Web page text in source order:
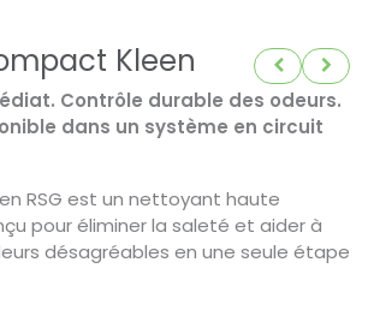
Kleen
Contrôle durable des odeurs.
dans un système en circuit
RSG est un nettoyant haute
pour éliminer la saleté et aider à
désagréables en une seule étape